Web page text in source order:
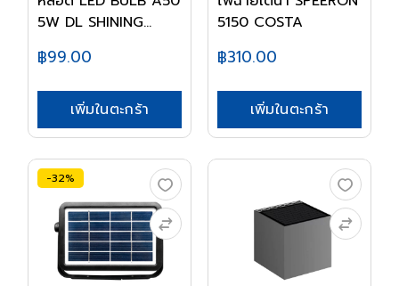
5W DL SHINING
฿99.00
เพิ่มในตะกร้า
5150 COSTA
฿310.00
เพิ่มในตะกร้า
-32%